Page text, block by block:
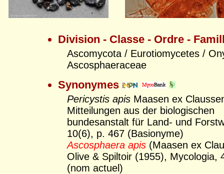
Division - Classe - Ordre -
Ascomycota / Eurotiomycetes /
Ascosphaeraceae
Synonymes
Pericystis apis Maasen ex
Mitteilungen aus der biologischen
bundesanstalt für Land- und
10(6), p. 467 (Basionyme)
Ascosphaera apis (Maasen ex
Olive & Spiltoir (1955), Mycologia,
(nom actuel)